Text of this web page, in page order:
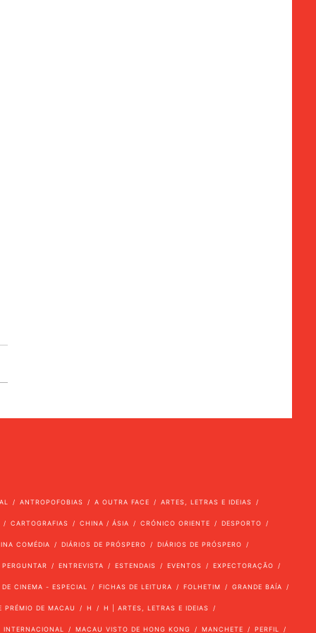
ANTROPOFOBIAS A OUTRA FACE ARTES, LETRAS E IDEIAS
CARTOGRAFIAS CHINA / ÁSIA CRÓNICO ORIENTE DESPORTO
COMÉDIA DIÁRIOS DE PRÓSPERO DIÁRIOS DE PRÓSPERO
ENTREVISTA ESTENDAIS EVENTOS EXPECTORAÇÃO
CINEMA - ESPECIAL FICHAS DE LEITURA FOLHETIM GRANDE BAÍA
PRÉMIO DE MACAU H H | ARTES, LETRAS E IDEIAS
INTERNACIONAL MACAU VISTO DE HONG KONG MANCHETE PERFIL